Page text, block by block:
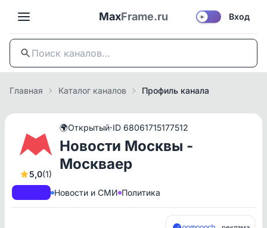
MaxFrame.ru ☀️ Вход
Главная Каталог каналов Профиль канала
5,0(1)
🌍Открытый·ID 68061715177512
Новости Москвы -
Москваер
Новости и СМИ Политика